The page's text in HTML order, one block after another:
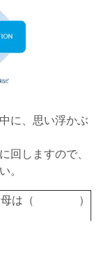
、思い浮かぶ
回しますので、
。
母は（ ）
（ ）の原因